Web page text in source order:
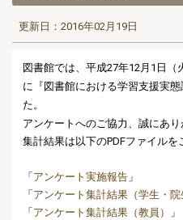
更新日：2016年02月19日
図書館では、平成27年12月1日
に 『図書館における学習支援実
た。
アンケートへのご協力、誠にあり
集計結果は以下のPDFファイルを
「 アンケート実施報告 」
「 アンケート集計結果（学生・院
「 アンケート集計結果（教員） 」